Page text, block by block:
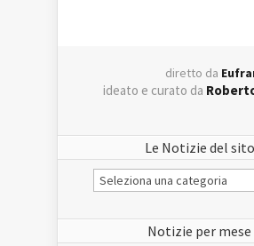
diretto da
ideato e curato da
Le Notizie del sito
Le
Notizie
Notizie per mese